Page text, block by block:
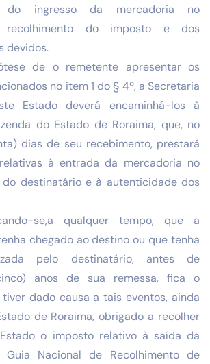
do ingresso da mercadoria no
recolhimento do imposto e dos
devidos.
de o remetente apresentar os
no item 1 do § 4º, a Secretaria
Estado deverá encaminhá-los à
do Estado de Roraima, que, no
dias de seu recebimento, prestará
à entrada da mercadoria no
do destinatário e à autenticidade dos
se,a qualquer tempo, que a
chegado ao destino ou que tenha
pelo destinatário, antes de
anos de sua remessa, fica o
dado causa a tais eventos, ainda
de Roraima, obrigado a recolher
o imposto relativo à saída da
Guia Nacional de Recolhimento de